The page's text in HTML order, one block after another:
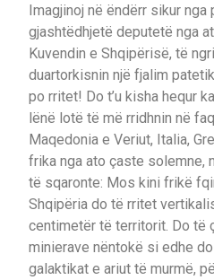
Imagjinoj në ëndërr sikur nga
gjashtëdhjetë deputetë nga
Kuvendin e Shqipërisë, të
duartorkisnin një fjalim
po rritet! Do t’u kisha hequr
lënë lotë të më rridhnin në
Maqedonia e Veriut, Italia,
frika nga ato çaste solemne,
të sqaronte: Mos kini frikë
Shqipëria do të rritet
centimetër të territorit. Do të
minierave nëntokë si edhe
galaktikat e ariut të murmë,